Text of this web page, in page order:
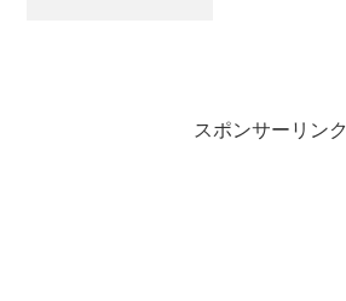
スポンサーリンク